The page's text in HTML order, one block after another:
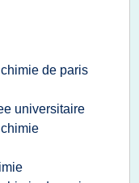
de paris
universitaire